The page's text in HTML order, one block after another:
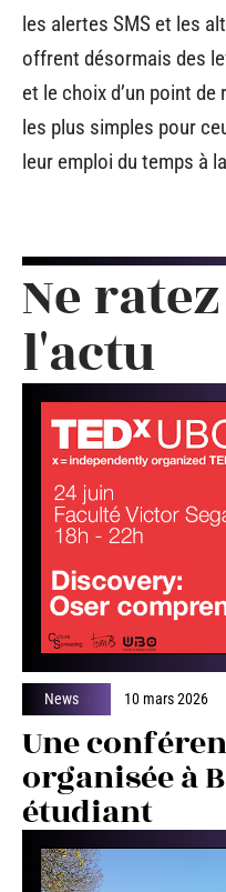
les alertes SMS et les
offrent désormais des
et le choix d’un point
les plus simples pour
leur emploi du temps à
Ne
l'actu
News 10 mars 2026
Une
organisée à
étudiant